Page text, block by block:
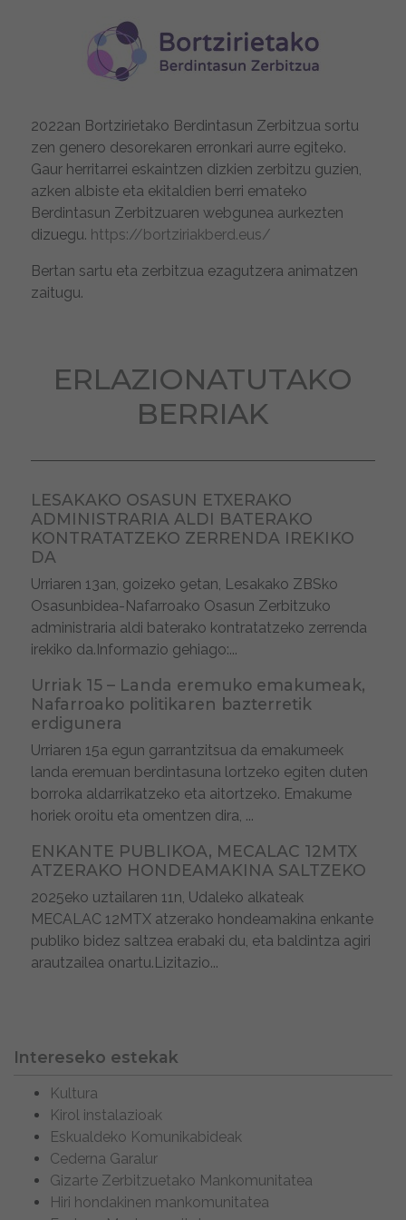
2022an Bortzirietako Berdintasun Zerbitzua sortu
zen genero desorekaren erronkari aurre egiteko.
Gaur herritarrei eskaintzen dizkien zerbitzu guzien,
azken albiste eta ekitaldien berri emateko
Berdintasun Zerbitzuaren webgunea aurkezten
dizuegu. https://bortziriakberd.eus/
Bertan sartu eta zerbitzua ezagutzera animatzen
zaitugu.
ERLAZIONATUTAKO
BERRIAK
LESAKAKO OSASUN ETXERAKO
ADMINISTRARIA ALDI BATERAKO
KONTRATATZEKO ZERRENDA IREKIKO
DA
Urriaren 13an, goizeko 9etan, Lesakako ZBSko
Osasunbidea-Nafarroako Osasun Zerbitzuko
administraria aldi baterako kontratatzeko zerrenda
irekiko da.Informazio gehiago:...
Urriak 15 – Landa eremuko emakumeak,
Nafarroako politikaren bazterretik
erdigunera
Urriaren 15a egun garrantzitsua da emakumeek
landa eremuan berdintasuna lortzeko egiten duten
borroka aldarrikatzeko eta aitortzeko. Emakume
horiek oroitu eta omentzen dira, ...
ENKANTE PUBLIKOA, MECALAC 12MTX
ATZERAKO HONDEAMAKINA SALTZEKO
2025eko uztailaren 11n, Udaleko alkateak
MECALAC 12MTX atzerako hondeamakina enkante
publiko bidez saltzea erabaki du, eta baldintza agiri
arautzailea onartu.Lizitazio...
Intereseko estekak
Kultura
Kirol instalazioak
Eskualdeko Komunikabideak
Cederna Garalur
Gizarte Zerbitzuetako Mankomunitatea
Hiri hondakinen mankomunitatea